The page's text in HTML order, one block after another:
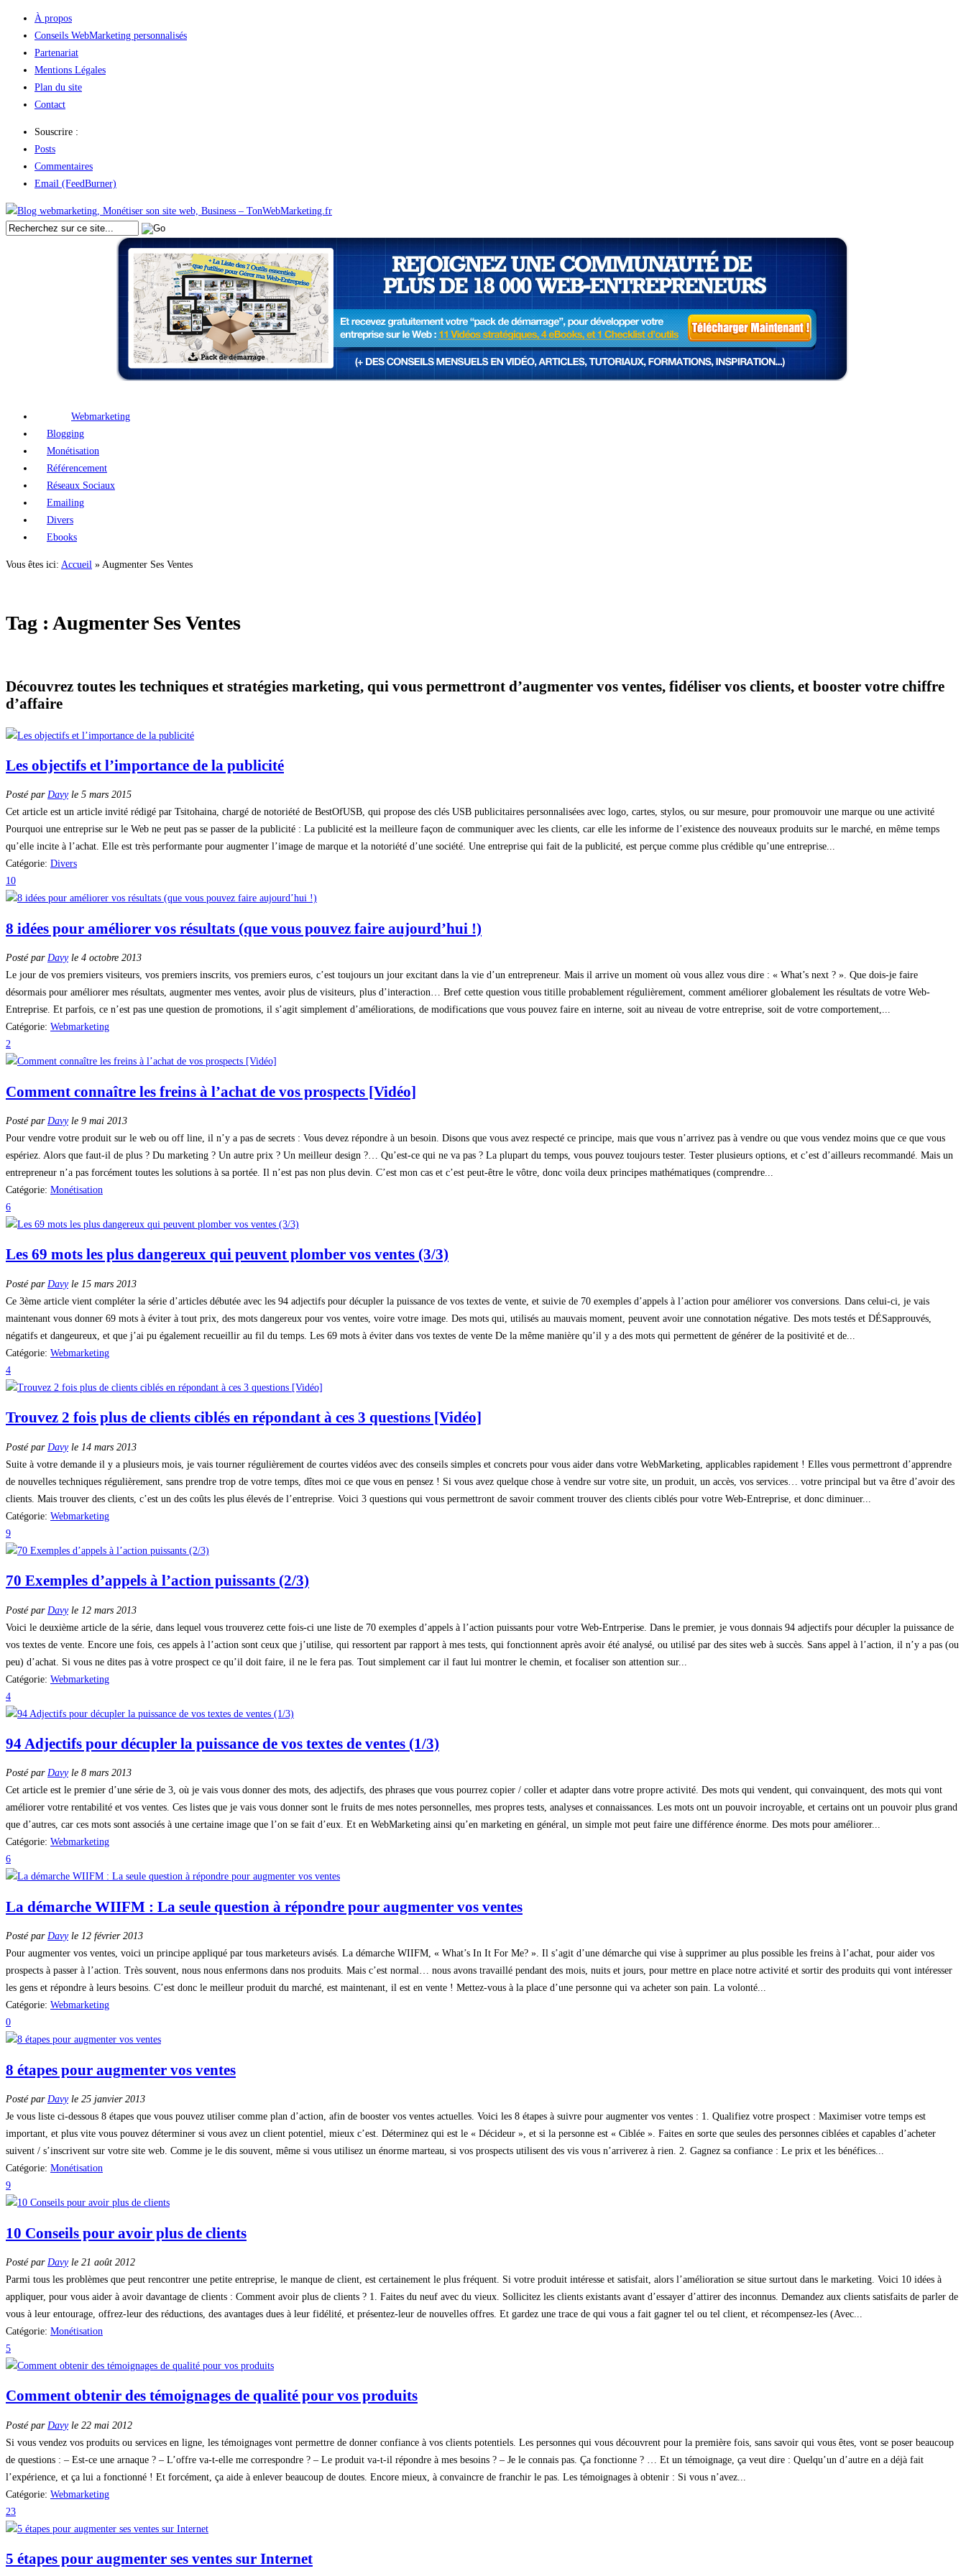
À propos
Conseils WebMarketing personnalisés
Partenariat
Mentions Légales
Plan du site
Contact
Souscrire :
Posts
Commentaires
Email (FeedBurner)
Webmarketing
Blogging
Monétisation
Référencement
Réseaux Sociaux
Emailing
Divers
Ebooks
Vous êtes ici: Accueil » Augmenter Ses Ventes
Tag : Augmenter Ses Ventes
Découvrez toutes les techniques et stratégies marketing, qui vous permettront d’augmenter vos ventes, fidéliser vos clients, et booster votre chiffre
d’affaire
Les objectifs et l’importance de la publicité
Posté par Davyle 5 mars 2015
Cet article est un article invité rédigé par Tsitohaina, chargé de notoriété de BestOfUSB, qui propose des clés USB publicitaires personnalisées avec logo, cartes, stylos, ou sur mesure, pour promouvoir une marque ou une activité
Pourquoi une entreprise sur le Web ne peut pas se passer de la publicité : La publicité est la meilleure façon de communiquer avec les clients, car elle les informe de l’existence des nouveaux produits sur le marché, en même temps
qu’elle incite à l’achat. Elle est très performante pour augmenter l’image de marque et la notoriété d’une société. Une entreprise qui fait de la publicité, est perçue comme plus crédible qu’une entreprise...
Catégorie: Divers
10
8 idées pour améliorer vos résultats (que vous pouvez faire aujourd’hui !)
Posté par Davyle 4 octobre 2013
Le jour de vos premiers visiteurs, vos premiers inscrits, vos premiers euros, c’est toujours un jour excitant dans la vie d’un entrepreneur. Mais il arrive un moment où vous allez vous dire : « What’s next ? ». Que dois-je faire
désormais pour améliorer mes résultats, augmenter mes ventes, avoir plus de visiteurs, plus d’interaction… Bref cette question vous titille probablement régulièrement, comment améliorer globalement les résultats de votre Web-
Entreprise. Et parfois, ce n’est pas une question de promotions, il s’agit simplement d’améliorations, de modifications que vous pouvez faire en interne, soit au niveau de votre entreprise, soit de votre comportement,...
Catégorie: Webmarketing
2
Comment connaître les freins à l’achat de vos prospects [Vidéo]
Posté par Davyle 9 mai 2013
Pour vendre votre produit sur le web ou off line, il n’y a pas de secrets : Vous devez répondre à un besoin. Disons que vous avez respecté ce principe, mais que vous n’arrivez pas à vendre ou que vous vendez moins que ce que vous
espériez. Alors que faut-il de plus ? Du marketing ? Un autre prix ? Un meilleur design ?… Qu’est-ce qui ne va pas ? La plupart du temps, vous pouvez toujours tester. Tester plusieurs options, et c’est d’ailleurs recommandé. Mais un
entrepreneur n’a pas forcément toutes les solutions à sa portée. Il n’est pas non plus devin. C’est mon cas et c’est peut-être le vôtre, donc voila deux principes mathématiques (comprendre...
Catégorie: Monétisation
6
Les 69 mots les plus dangereux qui peuvent plomber vos ventes (3/3)
Posté par Davyle 15 mars 2013
Ce 3ème article vient compléter la série d’articles débutée avec les 94 adjectifs pour décupler la puissance de vos textes de vente, et suivie de 70 exemples d’appels à l’action pour améliorer vos conversions. Dans celui-ci, je vais
maintenant vous donner 69 mots à éviter à tout prix, des mots dangereux pour vos ventes, voire votre image. Des mots qui, utilisés au mauvais moment, peuvent avoir une connotation négative. Des mots testés et DÉSapprouvés,
négatifs et dangeureux, et que j’ai pu également recueillir au fil du temps. Les 69 mots à éviter dans vos textes de vente De la même manière qu’il y a des mots qui permettent de générer de la positivité et de...
Catégorie: Webmarketing
4
Trouvez 2 fois plus de clients ciblés en répondant à ces 3 questions [Vidéo]
Posté par Davyle 14 mars 2013
Suite à votre demande il y a plusieurs mois, je vais tourner régulièrement de courtes vidéos avec des conseils simples et concrets pour vous aider dans votre WebMarketing, applicables rapidement ! Elles vous permettront d’apprendre
de nouvelles techniques régulièrement, sans prendre trop de votre temps, dîtes moi ce que vous en pensez ! Si vous avez quelque chose à vendre sur votre site, un produit, un accès, vos services… votre principal but va être d’avoir des
clients. Mais trouver des clients, c’est un des coûts les plus élevés de l’entreprise. Voici 3 questions qui vous permettront de savoir comment trouver des clients ciblés pour votre Web-Entreprise, et donc diminuer...
Catégorie: Webmarketing
9
70 Exemples d’appels à l’action puissants (2/3)
Posté par Davyle 12 mars 2013
Voici le deuxième article de la série, dans lequel vous trouverez cette fois-ci une liste de 70 exemples d’appels à l’action puissants pour votre Web-Entrperise. Dans le premier, je vous donnais 94 adjectifs pour décupler la puissance de
vos textes de vente. Encore une fois, ces appels à l’action sont ceux que j’utilise, qui ressortent par rapport à mes tests, qui fonctionnent après avoir été analysé, ou utilisé par des sites web à succès. Sans appel à l’action, il n’y a pas (ou
peu) d’achat. Si vous ne dites pas à votre prospect ce qu’il doit faire, il ne le fera pas. Tout simplement car il faut lui montrer le chemin, et focaliser son attention sur...
Catégorie: Webmarketing
4
94 Adjectifs pour décupler la puissance de vos textes de ventes (1/3)
Posté par Davyle 8 mars 2013
Cet article est le premier d’une série de 3, où je vais vous donner des mots, des adjectifs, des phrases que vous pourrez copier / coller et adapter dans votre propre activité. Des mots qui vendent, qui convainquent, des mots qui vont
améliorer votre rentabilité et vos ventes. Ces listes que je vais vous donner sont le fruits de mes notes personnelles, mes propres tests, analyses et connaissances. Les mots ont un pouvoir incroyable, et certains ont un pouvoir plus grand
que d’autres, car ces mots sont associés à une certaine image que l’on se fait d’eux. Et en WebMarketing ainsi qu’en marketing en général, un simple mot peut faire une différence énorme. Des mots pour améliorer...
Catégorie: Webmarketing
6
La démarche WIIFM : La seule question à répondre pour augmenter vos ventes
Posté par Davyle 12 février 2013
Pour augmenter vos ventes, voici un principe appliqué par tous marketeurs avisés. La démarche WIIFM, « What’s In It For Me? ». Il s’agit d’une démarche qui vise à supprimer au plus possible les freins à l’achat, pour aider vos
prospects à passer à l’action. Très souvent, nous nous enfermons dans nos produits. Mais c’est normal… nous avons travaillé pendant des mois, nuits et jours, pour mettre en place notre activité et sortir des produits qui vont intéresser
les gens et répondre à leurs besoins. C’est donc le meilleur produit du marché, est maintenant, il est en vente ! Mettez-vous à la place d’une personne qui va acheter son pain. La volonté...
Catégorie: Webmarketing
0
8 étapes pour augmenter vos ventes
Posté par Davyle 25 janvier 2013
Je vous liste ci-dessous 8 étapes que vous pouvez utiliser comme plan d’action, afin de booster vos ventes actuelles. Voici les 8 étapes à suivre pour augmenter vos ventes : 1. Qualifiez votre prospect : Maximiser votre temps est
important, et plus vite vous pouvez déterminer si vous avez un client potentiel, mieux c’est. Déterminez qui est le « Décideur », et si la personne est « Ciblée ». Faites en sorte que seules des personnes ciblées et capables d’acheter
suivent / s’inscrivent sur votre site web. Comme je le dis souvent, même si vous utilisez un énorme marteau, si vos prospects utilisent des vis vous n’arriverez à rien. 2. Gagnez sa confiance : Le prix et les bénéfices...
Catégorie: Monétisation
9
10 Conseils pour avoir plus de clients
Posté par Davyle 21 août 2012
Parmi tous les problèmes que peut rencontrer une petite entreprise, le manque de client, est certainement le plus fréquent. Si votre produit intéresse et satisfait, alors l’amélioration se situe surtout dans le marketing. Voici 10 idées à
appliquer, pour vous aider à avoir davantage de clients : Comment avoir plus de clients ? 1. Faites du neuf avec du vieux. Sollicitez les clients existants avant d’essayer d’attirer des inconnus. Demandez aux clients satisfaits de parler de
vous à leur entourage, offrez-leur des réductions, des avantages dues à leur fidélité, et présentez-leur de nouvelles offres. Et gardez une trace de qui vous a fait gagner tel ou tel client, et récompensez-les (Avec...
Catégorie: Monétisation
5
Comment obtenir des témoignages de qualité pour vos produits
Posté par Davyle 22 mai 2012
Si vous vendez vos produits ou services en ligne, les témoignages vont permettre de donner confiance à vos clients potentiels. Les personnes qui vous découvrent pour la première fois, sans savoir qui vous êtes, vont se poser beaucoup
de questions : – Est-ce une arnaque ? – L’offre va-t-elle me correspondre ? – Le produit va-t-il répondre à mes besoins ? – Je le connais pas. Ça fonctionne ? … Et un témoignage, ça veut dire : Quelqu’un d’autre en a déjà fait
l’expérience, et ça lui a fonctionné ! Et forcément, ça aide à enlever beaucoup de doutes. Encore mieux, à convaincre de franchir le pas. Les témoignages à obtenir : Si vous n’avez...
Catégorie: Webmarketing
23
5 étapes pour augmenter ses ventes sur Internet